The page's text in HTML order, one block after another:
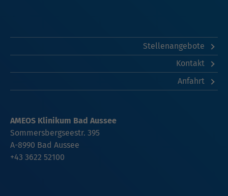
Stellenangebote
Kontakt
Anfahrt
AMEOS Klinikum Bad Aussee
Sommersbergseestr. 395
A-8990 Bad Aussee
+43 3622 52100